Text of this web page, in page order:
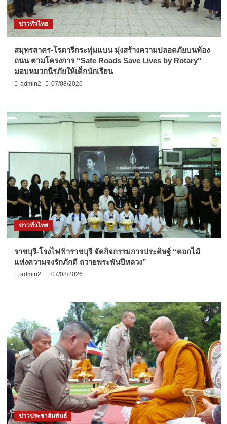
ข่าวทั่วไทย
สมุทรสาคร-โรตารีกระทุ่มแบน มุ่งสร้างความปลอดภัยบนท้อง
ถนน ตามโครงการ “Safe Roads Save Lives by Rotary”
มอบหมวกนิรภัยให้เด็กนักเรียน
admin2 07/08/2026
ข่าวทั่วไทย
ราชบุรี-โรงไฟฟ้าราชบุรี จัดกิจกรรมการประดิษฐ์ “ดอกไม้
แห่งความจงรักภักดี ถวายพระพันปีหลวง”
admin2 07/08/2026
ข่าวประชาสัมพันธ์